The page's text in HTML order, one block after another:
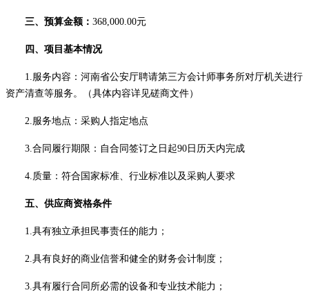
三、预算金额： 368,000.00元
四 、项目基本情况
1.服务内容： 河南省公安厅聘请第三方会计师事务所对厅机关进行
资产清查等服务。
（具体内容详见磋商文件）
2.服务地点：采购人指定地点
3.合同履行期限 ： 自合同签订之日起90日历天内完成
4.质量：符合国家标准、行业标准以及采购人要求
五、供应商资格条件
1.具有独立承担民事责任的能力；
2.具有良好的商业信誉和健全的财务会计制度；
3.具有履行合同所必需的设备和专业技术能力；